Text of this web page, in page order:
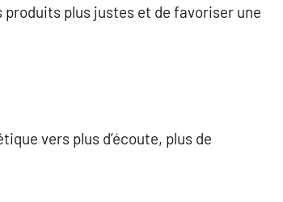
plus justes et de favoriser une
vers plus d’écoute, plus de